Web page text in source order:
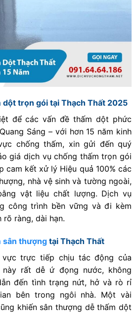
dột trọn gói tại Thạch Thất 2025
để các vấn đề thấm dột phức
Sáng – với hơn 15 năm kinh
chống thấm, xin gửi đến quý
giá dịch vụ chống thấm trọn gói
cam kết xử lý Hiệu quả 100% các
nhà vệ sinh và tường ngoài,
vật liệu chất lượng. Dịch vụ
công trình bền vững và đi kèm
rõ ràng, dài hạn.
sân thượng tại Thạch Thất
vực trực tiếp chịu tác động của
này rất dễ ứ đọng nước, không
đến tình trạng nứt, hở và rò rỉ
bên trong ngôi nhà. Một vài
khiến sân thượng dễ thấm dột